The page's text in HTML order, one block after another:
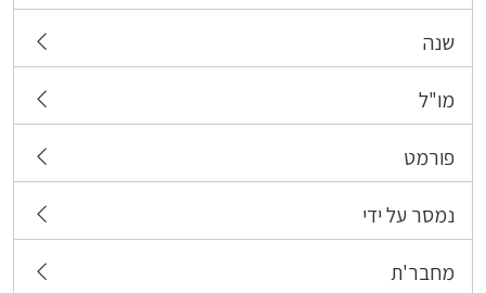
שנה
מו"ל
פורמט
נמסר על ידי
מחבר'ת